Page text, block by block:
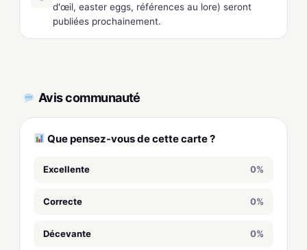
d'œil, easter eggs, références au lore) seront
publiées prochainement.
Avis communauté
Que pensez-vous de cette carte ?
Excellente 0%
Correcte 0%
Décevante 0%